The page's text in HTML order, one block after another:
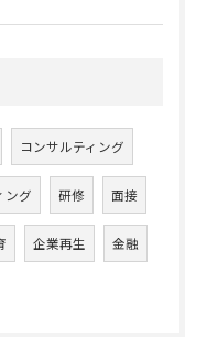
コンサルティング
ング 研修 面接
企業再生 金融